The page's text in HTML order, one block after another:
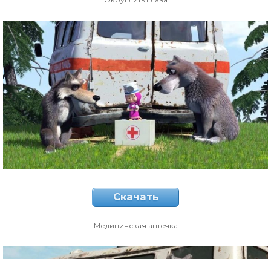
Скачать
Медицинская аптечка